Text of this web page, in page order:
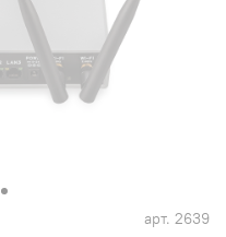
арт. 2639